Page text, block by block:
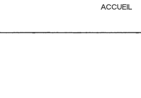
ACCUEIL